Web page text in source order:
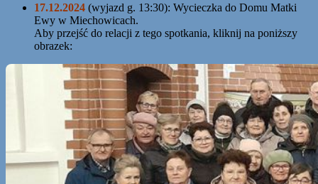
17.12.2024 (wyjazd g. 13:30): Wycieczka do Domu Matki
Ewy w Miechowicach.
Aby przejść do relacji z tego spotkania, kliknij na poniższy
obrazek: